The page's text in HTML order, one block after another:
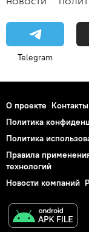
Telegram
О проекте Контакты
Политика
Политика
Правила
технологий
Новости компаний